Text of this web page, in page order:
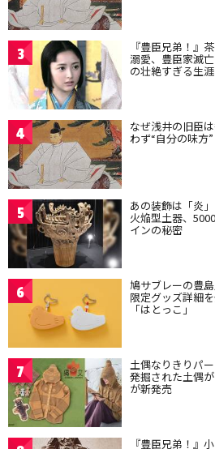
3 『豊臣兄弟！』
溺愛、豊臣家滅
の壮絶すぎる生涯
4 なぜ浅井の旧臣
わず“自分の味方
5 あの装飾は「炎
火焔型土器、
インの秘密
6 鳩サブレーの豊
限定グッズ詳細
「はとっこ」
7 土偶なりきりパ
発掘された土偶
が新発売
『豊臣兄弟！』